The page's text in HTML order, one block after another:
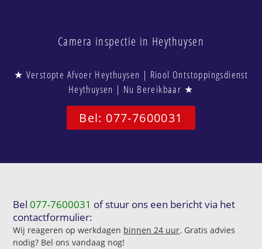
Camera inspectie in Heythuysen
★ Verstopte Afvoer Heythuysen | Riool Ontstoppingsdienst
Heythuysen | Nu Bereikbaar ★
Bel: 077-7600031
Bel077-7600031 of stuur ons een bericht via het
contactformulier:
Wij reageren op werkdagen binnen 24 uur. Gratis advies
nodig? Bel ons vandaag nog!